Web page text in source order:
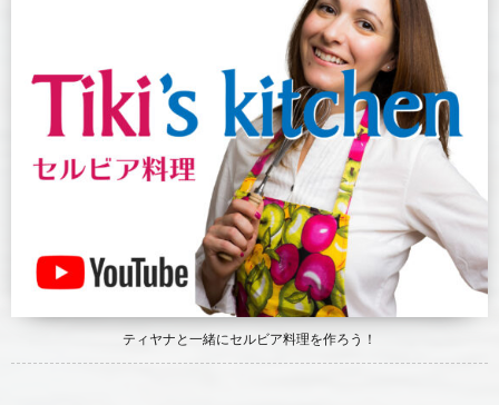
ティヤナと一緒にセルビア料理を作ろう！